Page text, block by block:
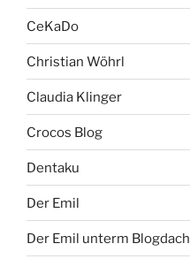
CeKaDo
Christian Wöhrl
Claudia Klinger
Crocos Blog
Dentaku
Der Emil
Der Emil unterm Blogdach